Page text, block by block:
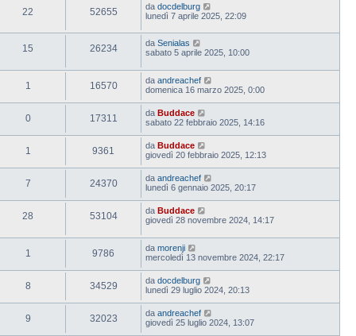
22 52655 da docdelburg
lunedì 7 aprile 2025, 22:09
15 26234 da Senialas
sabato 5 aprile 2025, 10:00
1 16570 da andreachef
domenica 16 marzo 2025, 0:00
0 17311 da Buddace
sabato 22 febbraio 2025, 14:16
1 9361 da Buddace
giovedì 20 febbraio 2025, 12:13
7 24370 da andreachef
lunedì 6 gennaio 2025, 20:17
28 53104 da Buddace
giovedì 28 novembre 2024, 14:17
1 9786 da morenji
mercoledì 13 novembre 2024, 22:17
8 34529 da docdelburg
lunedì 29 luglio 2024, 20:13
9 32023 da andreachef
giovedì 25 luglio 2024, 13:07